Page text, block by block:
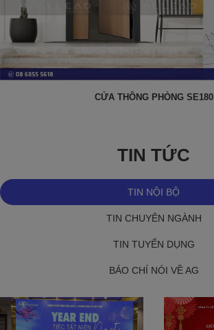
CỬA THÔNG PHÒNG SE180
TIN TỨC
TIN NỘI BỘ
TIN CHUYÊN NGÀNH
TIN TUYỂN DỤNG
BÁO CHÍ NÓI VỀ AG